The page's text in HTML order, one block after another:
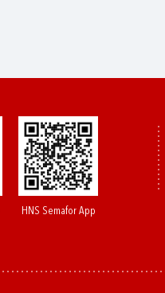
HNS Semafor App